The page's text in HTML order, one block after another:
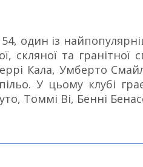
один із
та гранітної
Кала, Умберто
У цьому клубі
Томмі Ві, Бенні